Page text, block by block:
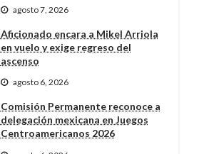
agosto 7, 2026
Aficionado encara a Mikel Arriola
en vuelo y exige regreso del
ascenso
agosto 6, 2026
Comisión Permanente reconoce a
delegación mexicana en Juegos
Centroamericanos 2026